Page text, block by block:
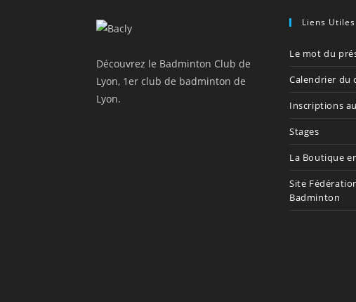
Découvrez le Badminton Club de
Lyon, 1er club de badminton de
Lyon.
Liens Utiles
Le mot du
Calendrier du
Inscriptions
Stages
La Boutique
Site
Badminton